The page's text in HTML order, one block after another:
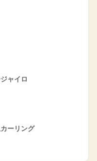
ャイロ
ーリング